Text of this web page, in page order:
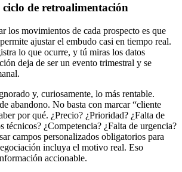
de retroalimentación
los movimientos de cada prospecto es que
ajustar el embudo casi en tiempo real.
lo que ocurre, y tú miras los datos
deja de ser un evento trimestral y se
y, curiosamente, lo más rentable.
abandono. No basta con marcar “cliente
por qué. ¿Precio? ¿Prioridad? ¿Falta de
técnicos? ¿Competencia? ¿Falta de urgencia?
campos personalizados obligatorios para
incluya el motivo real. Eso
accionable.